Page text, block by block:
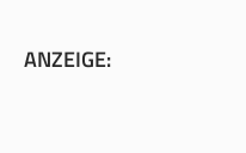
ANZEIGE: